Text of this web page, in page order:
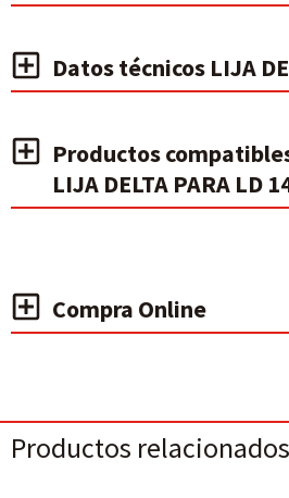
Datos técnicos LIJA
Productos
LIJA DELTA PARA LD
Compra Online
Productos